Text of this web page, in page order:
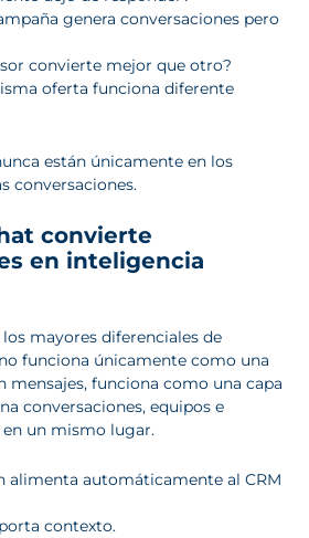
genera conversaciones pero
convierte mejor que otro?
oferta funciona diferente
están únicamente en los
conversaciones.
convierte
en inteligencia
mayores diferenciales de
funciona únicamente como una
mensajes, funciona como una capa
conversaciones, equipos e
un mismo lugar.
alimenta automáticamente al CRM
contexto.